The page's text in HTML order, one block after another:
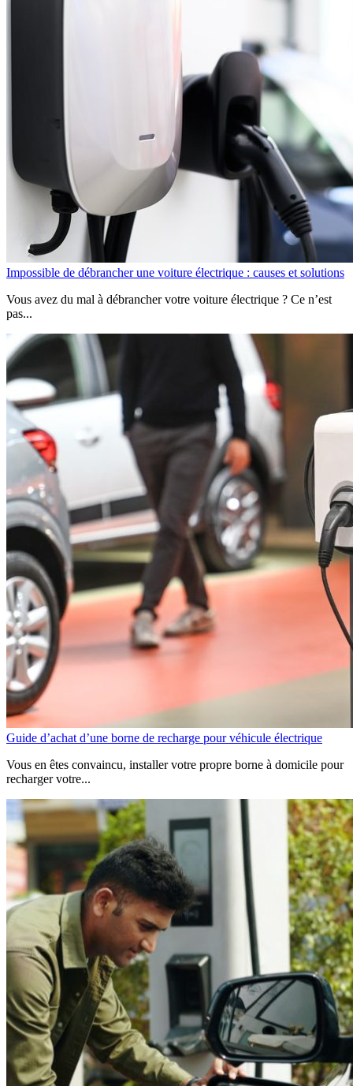
Impossible de débrancher une voiture électrique : causes et solutions
Vous avez du mal à débrancher votre voiture électrique ? Ce n’est
pas...
Guide d’achat d’une borne de recharge pour véhicule électrique
Vous en êtes convaincu, installer votre propre borne à domicile pour
recharger votre...